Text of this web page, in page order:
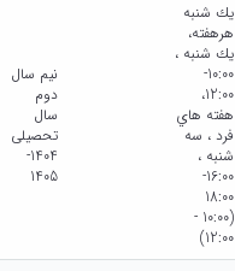
يك شنبه
هرهفته،
يك شنبه ،
10:00-
12:00،
هفته هاي
فرد ، سه
شنبه ،
16:00-
18:00
(10:00 -
12:00)
نیم سال
دوم
سال
تحصیلی
1404-
1405